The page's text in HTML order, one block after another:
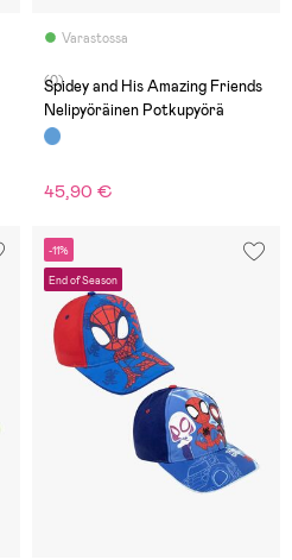
Varastossa
(0)
Spidey and His Amazing Friends
Nelipyöräinen Potkupyörä
45,90 €
-11%
End of Season